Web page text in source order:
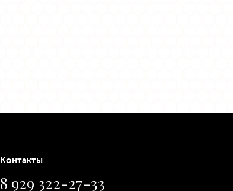
Контакты
8 929 322-27-33